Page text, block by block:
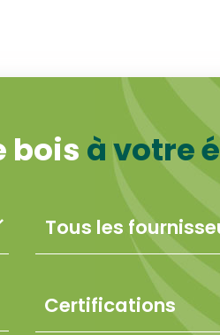
bois à votre
Certifications